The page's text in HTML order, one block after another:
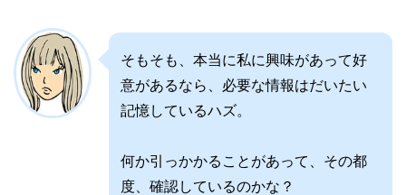
そもそも、本当に私に興味があって好
意があるなら、必要な情報はだいたい
記憶しているハズ。
何か引っかかることがあって、その都
度、確認しているのかな？